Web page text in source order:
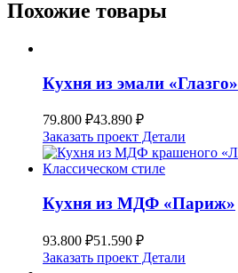
Похожие товары
Кухня из эмали «Глазго»
79.800 ₽43.890 ₽
Заказать проект Детали
Кухня из МДФ «Париж»
93.800 ₽51.590 ₽
Заказать проект Детали